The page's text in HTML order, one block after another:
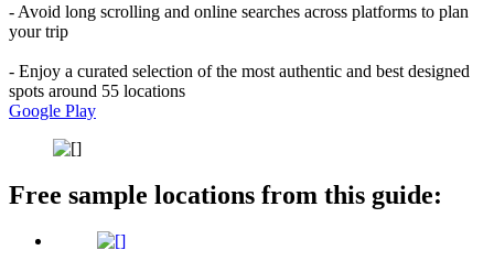
- Avoid long scrolling and online searches across platforms to plan
your trip
- Enjoy a curated selection of the most authentic and best designed
spots around 55 locations
Google Play
Free sample locations from this guide: